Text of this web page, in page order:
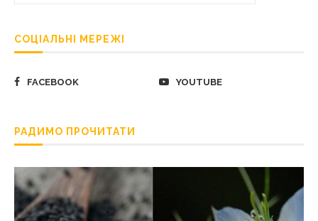
СОЦІАЛЬНІ МЕРЕЖІ
FACEBOOK YOUTUBE
РАДИМО ПРОЧИТАТИ